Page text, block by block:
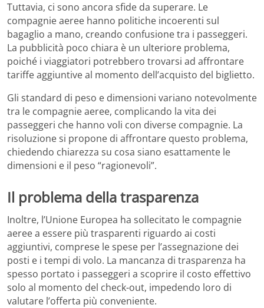
Tuttavia, ci sono ancora sfide da superare. Le
compagnie aeree hanno politiche incoerenti sul
bagaglio a mano, creando confusione tra i passeggeri.
La pubblicità poco chiara è un ulteriore problema,
poiché i viaggiatori potrebbero trovarsi ad affrontare
tariffe aggiuntive al momento dell’acquisto del biglietto.
Gli standard di peso e dimensioni variano notevolmente
tra le compagnie aeree, complicando la vita dei
passeggeri che hanno voli con diverse compagnie. La
risoluzione si propone di affrontare questo problema,
chiedendo chiarezza su cosa siano esattamente le
dimensioni e il peso “ragionevoli”.
Il problema della trasparenza
Inoltre, l’Unione Europea ha sollecitato le compagnie
aeree a essere più trasparenti riguardo ai costi
aggiuntivi, comprese le spese per l’assegnazione dei
posti e i tempi di volo. La mancanza di trasparenza ha
spesso portato i passeggeri a scoprire il costo effettivo
solo al momento del check-out, impedendo loro di
valutare l’offerta più conveniente.